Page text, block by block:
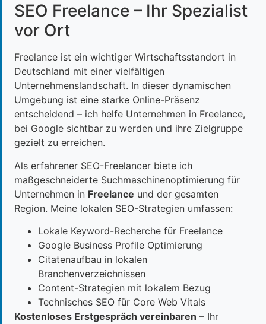
SEO Freelance – Ihr Spezialist
vor Ort
Freelance ist ein wichtiger Wirtschaftsstandort in
Deutschland mit einer vielfältigen
Unternehmenslandschaft. In dieser dynamischen
Umgebung ist eine starke Online-Präsenz
entscheidend – ich helfe Unternehmen in Freelance,
bei Google sichtbar zu werden und ihre Zielgruppe
gezielt zu erreichen.
Als erfahrener SEO-Freelancer biete ich
maßgeschneiderte Suchmaschinenoptimierung für
Unternehmen in Freelance und der gesamten
Region. Meine lokalen SEO-Strategien umfassen:
Lokale Keyword-Recherche für Freelance
Google Business Profile Optimierung
Citatenaufbau in lokalen
Branchenverzeichnissen
Content-Strategien mit lokalem Bezug
Technisches SEO für Core Web Vitals
Kostenloses Erstgespräch vereinbaren – Ihr